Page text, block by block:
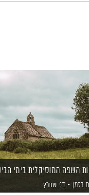
השפה המוסיקלית בימי
בזמן דני שוורץ